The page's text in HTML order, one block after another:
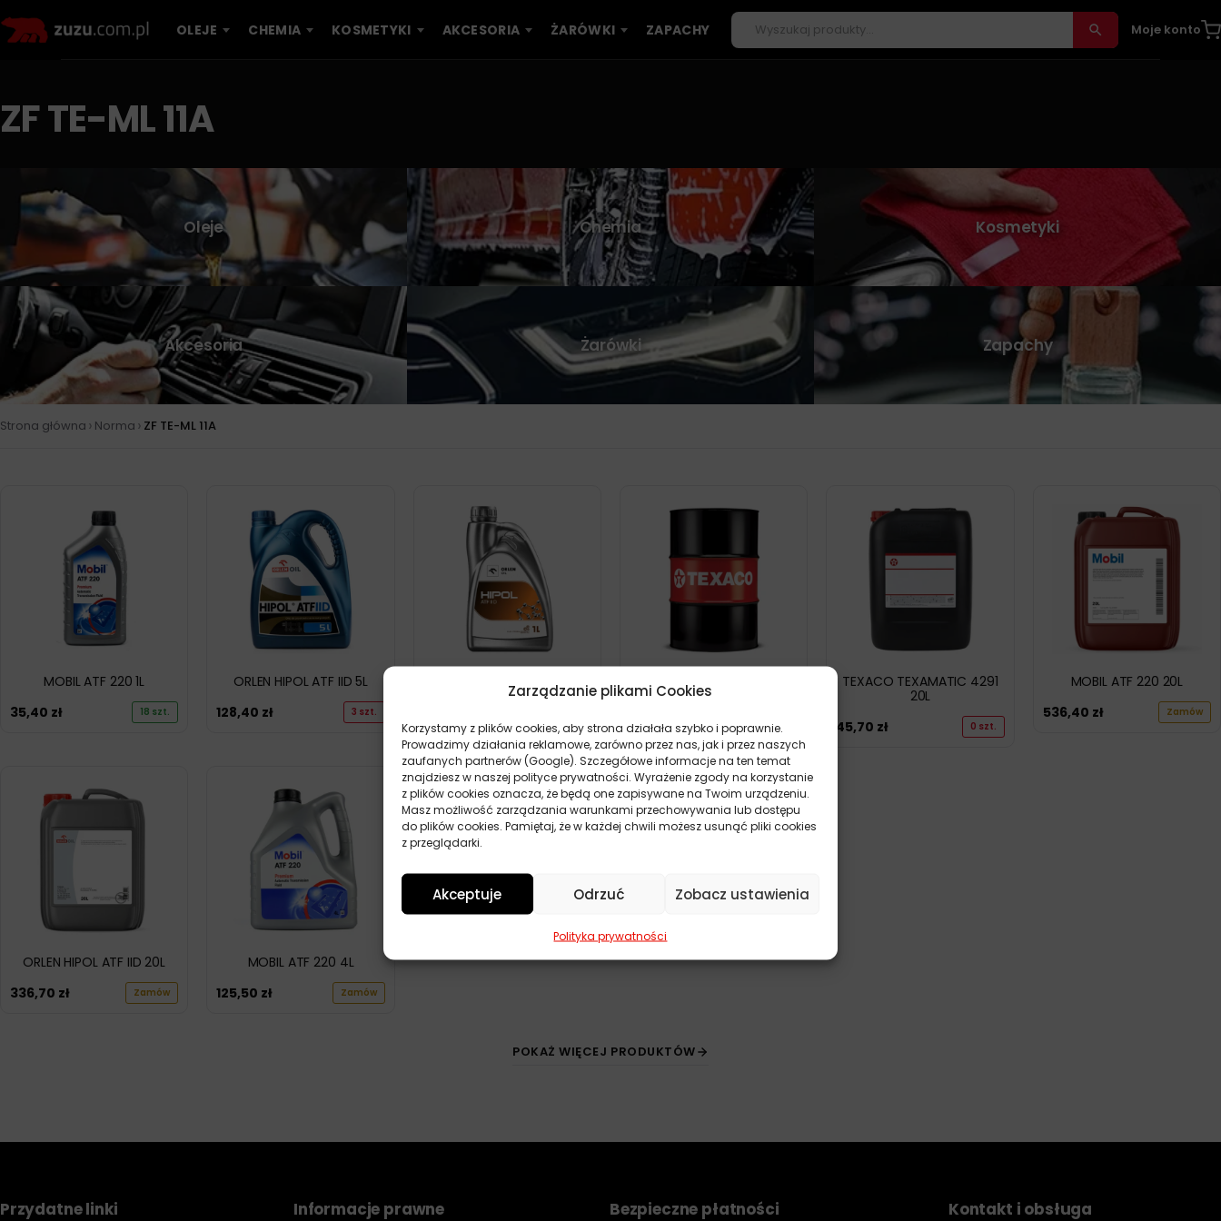
Zarządzanie plikami Cookies
Korzystamy z plików cookies, aby strona działała szybko i poprawnie.
Prowadzimy działania reklamowe, zarówno przez nas, jak i przez naszych
zaufanych partnerów (Google). Szczegółowe informacje na ten temat
znajdziesz w naszej polityce prywatności. Wyrażenie zgody na korzystanie
z plików cookies oznacza, że będą one zapisywane na Twoim urządzeniu.
Masz możliwość zarządzania warunkami przechowywania lub dostępu
do plików cookies. Pamiętaj, że w każdej chwili możesz usunąć pliki cookies
z przeglądarki.
Akceptuje Odrzuć Zobacz ustawienia
Polityka prywatności
OLEJE CHEMIA KOSMETYKI AKCESORIA ŻARÓWKI ZAPACHY Moje konto
ZF TE-ML 11A
Oleje Chemia Kosmetyki
Akcesoria Żarówki Zapachy
Strona główna › Norma › ZF TE-ML 11A
MOBIL ATF 220 1L
35,40 zł 18 szt.
ORLEN HIPOL ATF IID 5L
128,40 zł 3 szt.
ORLEN HIPOL ATF IID 1L
TEXACO TEXAMATIC 4291
208L
45,70zł 0 szt.
TEXACO TEXAMATIC 4291
20L
45,70 zł 0 szt.
MOBIL ATF 220 20L
536,40 zł Zamów
ORLEN HIPOL ATF IID 20L
336,70 zł Zamów
MOBIL ATF 220 4L
125,50 zł Zamów
POKAŻ WIĘCEJ PRODUKTÓW
Przydatne linki Informacje prawne Bezpieczne płatności Kontakt i obsługa